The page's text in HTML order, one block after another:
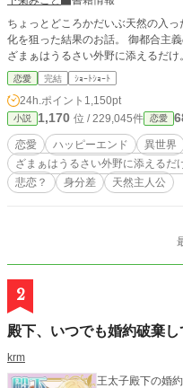
ちょっとどころかだいぶ天然の入
化を狙った結果のお話。 御都合主義のハッピーエンドです。 元鞘に戻ります。
恋愛 完結 ｼｮｰﾄｼｮｰﾄ
24h.ポイント 1,150pt
小説 1,170 位 / 229,045件 恋愛
恋愛 ハッピーエンド 異世界
ざまぁはうるさい外野に添えるだ
悲恋？
身分差 天然主人公
2
殿下、いつでも婚約破棄
krm
王太子殿下の婚